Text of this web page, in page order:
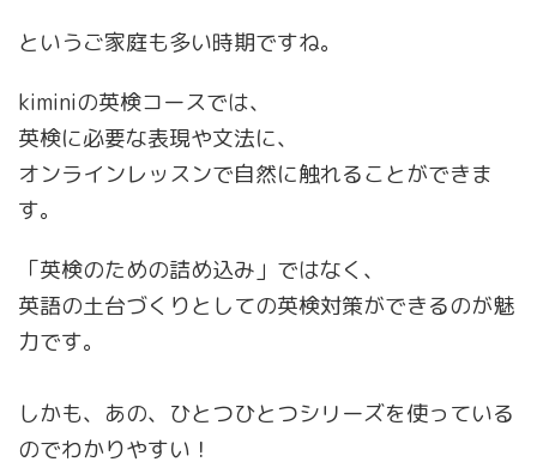
というご家庭も多い時期ですね。
kiminiの英検コースでは、
英検に必要な表現や文法に、
オンラインレッスンで自然に触れることができま
す。
「英検のための詰め込み」ではなく、
英語の土台づくりとしての英検対策ができるのが魅
力です。
しかも、あの、ひとつひとつシリーズを使っている
のでわかりやすい！